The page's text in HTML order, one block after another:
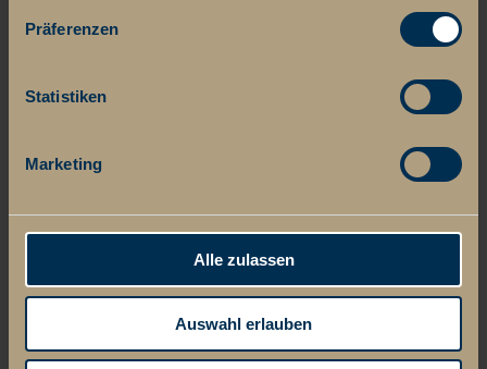
Präferenzen
Statistiken
Marketing
Alle zulassen
Auswahl erlauben